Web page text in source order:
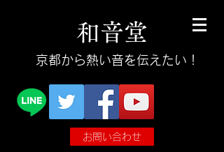
和音堂
​京都から熱い音を伝えたい！
お問い合わせ